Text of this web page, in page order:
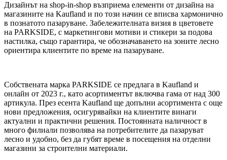
Дизайнът на shop-in-shop възприема елементи от дизайна на
магазините на Kaufland и по този начин се вписва хармонично
в познатото пазаруване. Забележителната визия в цветовете
на PARKSIDE, с маркетингови мотиви и стикери за подова
настилка, също гарантира, че обозначаването на зоните лесно
ориентира клиентите по време на пазаруване.
Собствената марка PARKSIDE се предлага в Kaufland и
онлайн от 2023 г., като асортиментът включва гама от над 300
артикула. През есента Kaufland ще допълни асортимента с още
нови предложения, осигурявайки на клиентите винаги
актуални и практични решения. Постоянната наличност в
много филиали позволява на потребителите да пазаруват
лесно и удобно, без да губят време в посещения на отделни
магазини за строителни материали.